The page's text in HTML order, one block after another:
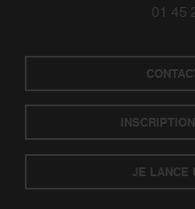
01 45
JE LANCE